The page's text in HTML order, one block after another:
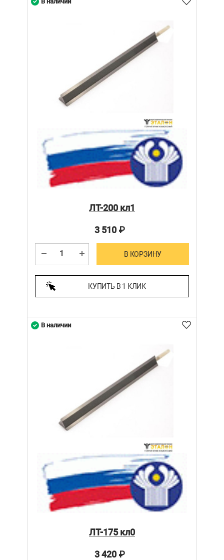
ЛТ-200 кл1
3 510₽
В КОРЗИНУ
КУПИТЬ В 1 КЛИК
ЛТ-175 кл0
3 420₽
В наличии